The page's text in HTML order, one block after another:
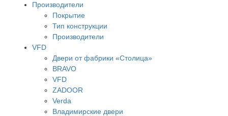
Производители
Покрытие
Тип конструкции
Производители
VFD
Двери от фабрики «Столица»
BRAVO
VFD
ZADOOR
Verda
Владимирские двери